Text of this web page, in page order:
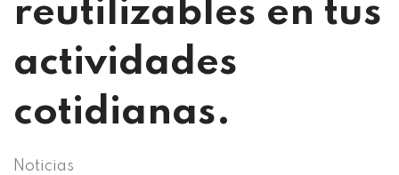
reutilizables en tus
actividades
cotidianas.
Noticias